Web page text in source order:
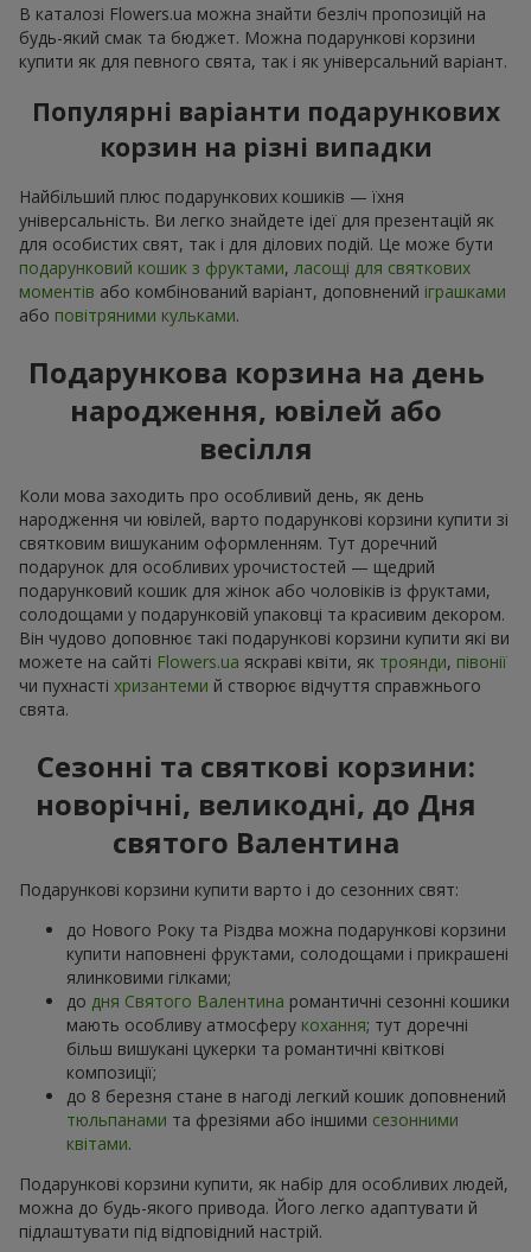
В каталозі Flowers.ua можна знайти безліч пропозицій на
будь-який смак та бюджет. Можна подарункові корзини
купити як для певного свята, так і як універсальний варіант.
Популярні варіанти подарункових
корзин на різні випадки
Найбільший плюс подарункових кошиків — їхня
універсальність. Ви легко знайдете ідеї для презентацій як
для особистих свят, так і для ділових подій. Це може бути
подарунковий кошик з фруктами, ласощі для святкових
моментів або комбінований варіант, доповнений іграшками
або повітряними кульками.
Подарункова корзина на день
народження, ювілей або
весілля
Коли мова заходить про особливий день, як день
народження чи ювілей, варто подарункові корзини купити зі
святковим вишуканим оформленням. Тут доречний
подарунок для особливих урочистостей — щедрий
подарунковий кошик для жінок або чоловіків із фруктами,
солодощами у подарунковій упаковці та красивим декором.
Він чудово доповнює такі подарункові корзини купити які ви
можете на сайті Flowers.ua яскраві квіти, як троянди, півонії
чи пухнасті хризантеми й створює відчуття справжнього
свята.
Сезонні та святкові корзини:
новорічні, великодні, до Дня
святого Валентина
Подарункові корзини купити варто і до сезонних свят:
до Нового Року та Різдва можна подарункові корзини
купити наповнені фруктами, солодощами і прикрашені
ялинковими гілками;
до дня Святого Валентина романтичні сезонні кошики
мають особливу атмосферу кохання; тут доречні
більш вишукані цукерки та романтичні квіткові
композиції;
до 8 березня стане в нагоді легкий кошик доповнений
тюльпанами та фрезіями або іншими сезонними
квітами.
Подарункові корзини купити, як набір для особливих людей,
можна до будь-якого привода. Його легко адаптувати й
підлаштувати під відповідний настрій.